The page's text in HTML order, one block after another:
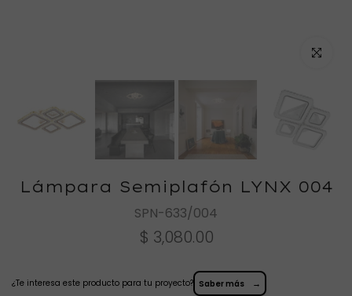
Haz
Lámpara Semiplafón LYNX 004
SPN-633/004
$ 3,080.00
¿Te interesa este producto para tu proyecto? Saber más →